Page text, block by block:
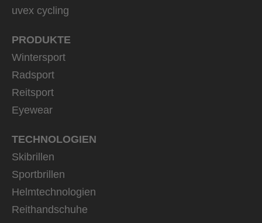
uvex cycling
PRODUKTE
Wintersport
Radsport
Reitsport
Eyewear
TECHNOLOGIEN
Skibrillen
Sportbrillen
Helmtechnologien
Reithandschuhe